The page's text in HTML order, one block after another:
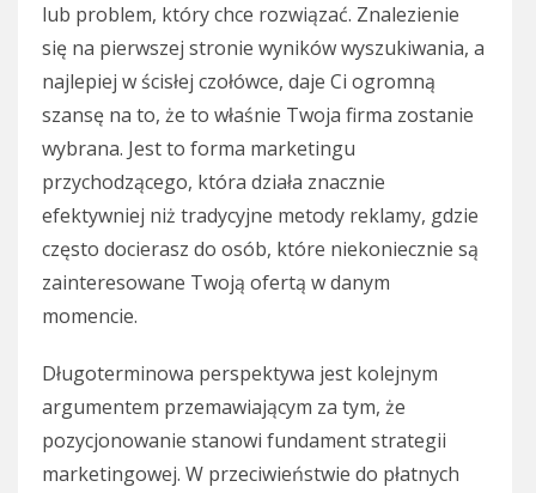
lub problem, który chce rozwiązać. Znalezienie
się na pierwszej stronie wyników wyszukiwania, a
najlepiej w ścisłej czołówce, daje Ci ogromną
szansę na to, że to właśnie Twoja firma zostanie
wybrana. Jest to forma marketingu
przychodzącego, która działa znacznie
efektywniej niż tradycyjne metody reklamy, gdzie
często docierasz do osób, które niekoniecznie są
zainteresowane Twoją ofertą w danym
momencie.
Długoterminowa perspektywa jest kolejnym
argumentem przemawiającym za tym, że
pozycjonowanie stanowi fundament strategii
marketingowej. W przeciwieństwie do płatnych